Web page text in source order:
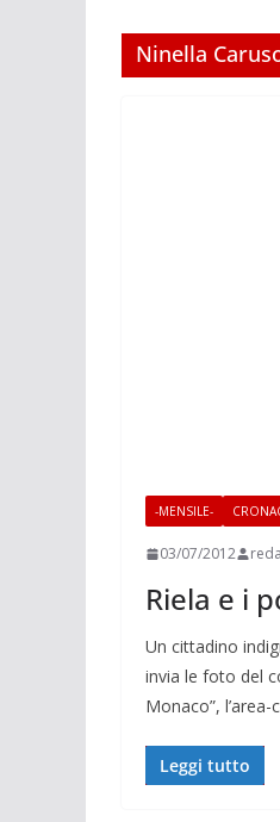
Ninella
-MENSILE-
03/07/2012
Riela e i
Un cittadino
invia le foto del
Monaco”,
Leggi tutto